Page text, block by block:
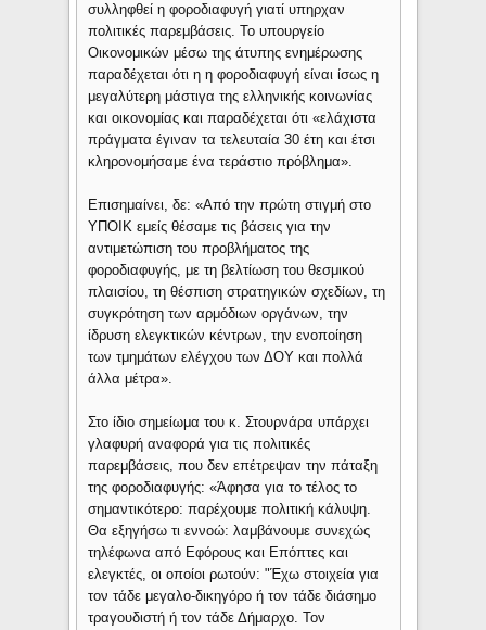
συλληφθεί η φοροδιαφυγή γιατί υπηρχαν
πολιτικές παρεμβάσεις. Το υπουργείο
Οικονομικών μέσω της άτυπης ενημέρωσης
παραδέχεται ότι η η φοροδιαφυγή είναι ίσως η
μεγαλύτερη μάστιγα της ελληνικής κοινωνίας
και οικονομίας και παραδέχεται ότι «ελάχιστα
πράγματα έγιναν τα τελευταία 30 έτη και έτσι
κληρονομήσαμε ένα τεράστιο πρόβλημα».
Επισημαίνει, δε: «Από την πρώτη στιγμή στο
ΥΠΟΙΚ εμείς θέσαμε τις βάσεις για την
αντιμετώπιση του προβλήματος της
φοροδιαφυγής, με τη βελτίωση του θεσμικού
πλαισίου, τη θέσπιση στρατηγικών σχεδίων, τη
συγκρότηση των αρμόδιων οργάνων, την
ίδρυση ελεγκτικών κέντρων, την ενοποίηση
των τμημάτων ελέγχου των ΔΟΥ και πολλά
άλλα μέτρα».
Στο ίδιο σημείωμα του κ. Στουρνάρα υπάρχει
γλαφυρή αναφορά για τις πολιτικές
παρεμβάσεις, που δεν επέτρεψαν την πάταξη
της φοροδιαφυγής: «Άφησα για το τέλος το
σημαντικότερο: παρέχουμε πολιτική κάλυψη.
Θα εξηγήσω τι εννοώ: λαμβάνουμε συνεχώς
τηλέφωνα από Εφόρους και Επόπτες και
ελεγκτές, οι οποίοι ρωτούν: "Έχω στοιχεία για
τον τάδε μεγαλο-δικηγόρο ή τον τάδε διάσημο
τραγουδιστή ή τον τάδε Δήμαρχο. Τον